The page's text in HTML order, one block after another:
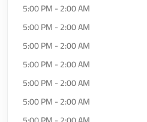
5:00 PM - 2:00 AM
5:00 PM - 2:00 AM
5:00 PM - 2:00 AM
5:00 PM - 2:00 AM
5:00 PM - 2:00 AM
5:00 PM - 2:00 AM